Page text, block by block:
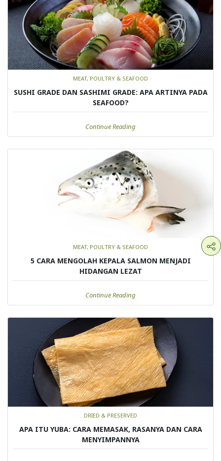
MEAT, POULTRY & SEAFOOD
SUSHI GRADE DAN SASHIMI GRADE: APA ARTINYA PADA
SEAFOOD?
Continue Reading
MEAT, POULTRY & SEAFOOD
5 CARA MENGOLAH KEPALA SALMON MENJADI
HIDANGAN LEZAT
Continue Reading
DRIED & PRESERVED
APA ITU YUBA: CARA MEMASAK, RASANYA DAN CARA
MENYIMPANNYA